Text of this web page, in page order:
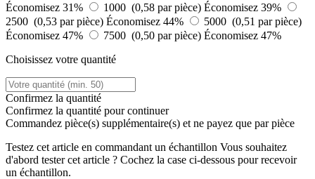
Économisez 31%
1000 (0,58 par pièce) Économisez 39%
2500 (0,53 par pièce) Économisez 44%
5000 (0,51 par pièce)
Économisez 47%
7500 (0,50 par pièce) Économisez 47%
Choisissez votre quantité
Confirmez la quantité
Confirmez la quantité pour continuer
Commandez pièce(s) supplémentaire(s) et ne payez que par pièce
Testez cet article en commandant un échantillon Vous souhaitez
d'abord tester cet article ? Cochez la case ci-dessous pour recevoir
un échantillon.